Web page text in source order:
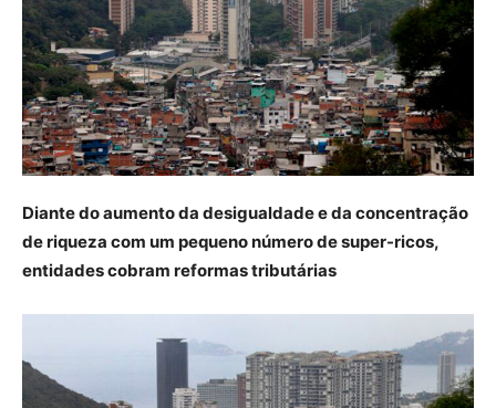
Diante do aumento da desigualdade e da concentração
de riqueza com um pequeno número de super-ricos,
entidades cobram reformas tributárias